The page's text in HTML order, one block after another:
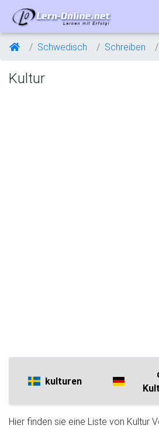
Schwedisch Schreiben
Kultur
kulturen
Hier finden sie eine Liste von Kultur